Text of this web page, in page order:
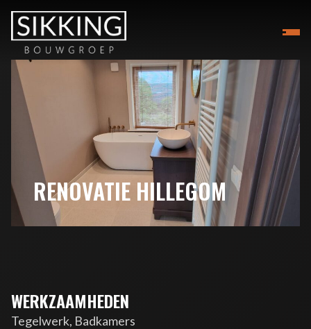
RENOVATIE HILLEGOM
WERKZAAMHEDEN
Tegelwerk, Badkamers